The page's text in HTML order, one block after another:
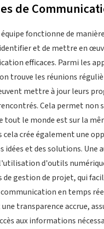
de
équipe fonctionne de
et de mettre en
efficaces. Parmi les
trouve les réunions
mettre à jour leurs
Cela permet non
tout le monde est sur la
cela crée également une
idées et des solutions. Une
d'outils
gestion de projet, qui
en temps
transparence accrue,
aux informations